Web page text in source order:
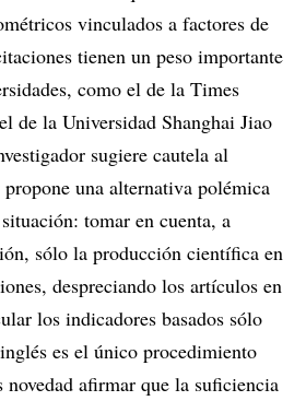
vinculados a factores de
tienen un peso importante
como el de la Times
de la Universidad Shanghai Jiao
sugiere cautela al
una alternativa polémica
tomar en cuenta, a
sólo la producción científica en
despreciando los artículos en
los indicadores basados sólo
es el único procedimiento
afirmar que la suficiencia